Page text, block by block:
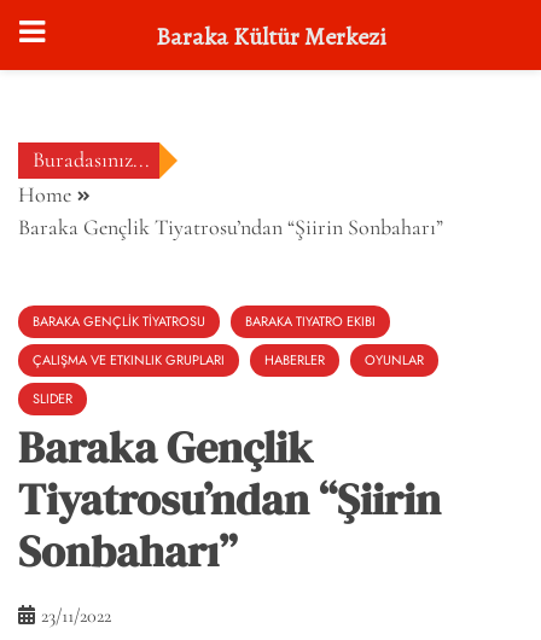
contentBuradasınız...
Home
Baraka Gençlik Tiyatrosu’ndan “Şiirin Sonbaharı”
BARAKA GENÇLİK TİYATROSU
BARAKA TIYATRO EKIBI
ÇALIŞMA VE ETKINLIK GRUPLARI
HABERLER
OYUNLAR
SLIDER
Baraka Gençlik
Tiyatrosu’ndan “Şiirin
Sonbaharı”
23/11/2022
Baraka Kültür Merkezi